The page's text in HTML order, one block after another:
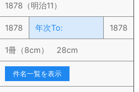
1878（明治11）
1878 年次To: 1878
1冊（8cm） 28cm
件名一覧を表示